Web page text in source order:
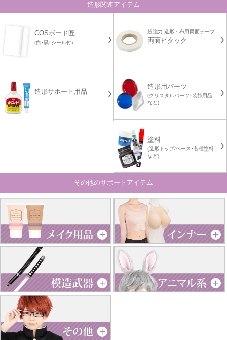
造形関連アイテム
COSボード匠
(白･黒･シール付)
超強力 造形・布用両面テープ
両面ピタック
造形サポート用品
造形用パーツ
(クリスタルパーツ･装飾用品
など)
塗料
(造形トップ/ベース･各種塗料
など)
その他のサポートアイテム